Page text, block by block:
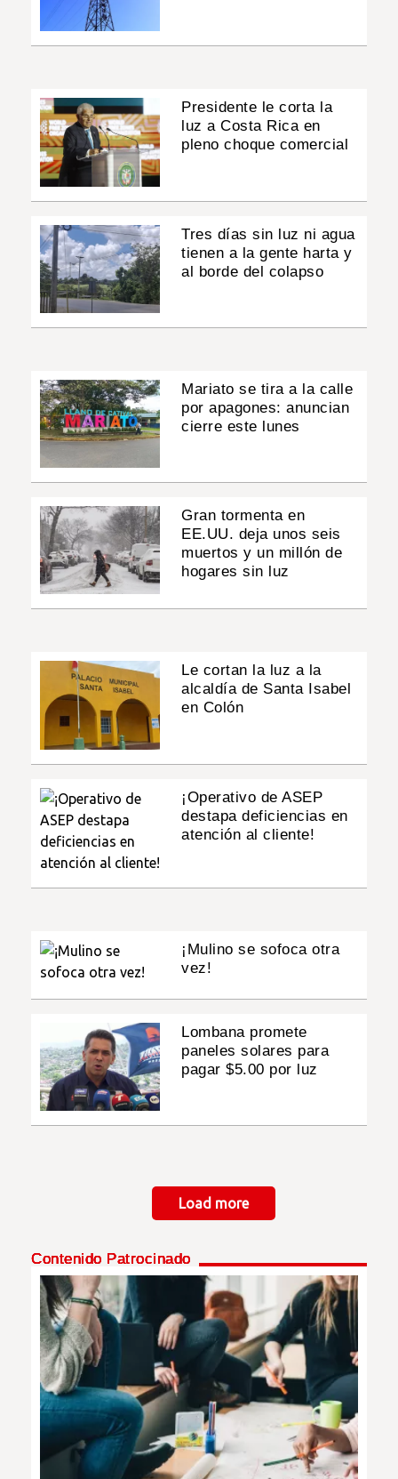
Presidente le corta la
luz a Costa Rica en
pleno choque comercial
Tres días sin luz ni agua
tienen a la gente harta y
al borde del colapso
Mariato se tira a la calle
por apagones: anuncian
cierre este lunes
Gran tormenta en
EE.UU. deja unos seis
muertos y un millón de
hogares sin luz
Le cortan la luz a la
alcaldía de Santa Isabel
en Colón
¡Operativo de ASEP
destapa deficiencias en
atención al cliente!
¡Mulino se sofoca otra
vez!
Lombana promete
paneles solares para
pagar $5.00 por luz
Load more
Contenido Patrocinado